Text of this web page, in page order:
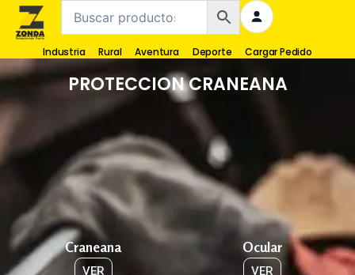
Industria Rural Aventura Deporte Cargar Pedido
PROTECCION CRANEANA
Craneana
VER
Ocular
VER